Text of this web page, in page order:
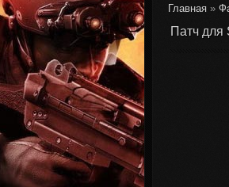
Главная »
Патч для